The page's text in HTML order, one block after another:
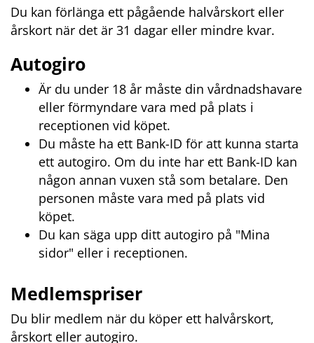
Du kan förlänga ett pågående halvårskort eller
årskort när det är 31 dagar eller mindre kvar.
Autogiro
Är du under 18 år måste din vårdnadshavare
eller förmyndare vara med på plats i
receptionen vid köpet.
Du måste ha ett Bank-ID för att kunna starta
ett autogiro. Om du inte har ett Bank-ID kan
någon annan vuxen stå som betalare. Den
personen måste vara med på plats vid
köpet.
Du kan säga upp ditt autogiro på "Mina
sidor" eller i receptionen.
Medlemspriser
Du blir medlem när du köper ett halvårskort,
årskort eller autogiro.